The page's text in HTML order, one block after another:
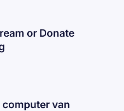
or Donate
van